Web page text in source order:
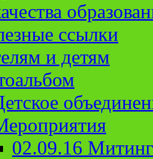
ссылки
и детям
02.09.16